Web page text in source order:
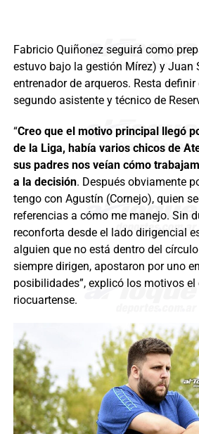
Fabricio Quiñonez seguirá como
estuvo bajo la gestión Mírez) y Juan
entrenador de arqueros. Resta definir
segundo asistente y técnico de
“Creo que el motivo principal llegó
de la Liga, había varios chicos de
sus padres nos veían cómo
a la decisión. Después obviamente
tengo con Agustín (Cornejo), quien
referencias a cómo me manejo. Sin
reconforta desde el lado dirigencial
alguien que no está dentro del
siempre dirigen, apostaron por uno
posibilidades”, explicó los motivos el
riocuartense.